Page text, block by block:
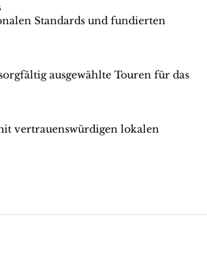
Standards und fundierten
ausgewählte Touren für das
vertrauenswürdigen lokalen